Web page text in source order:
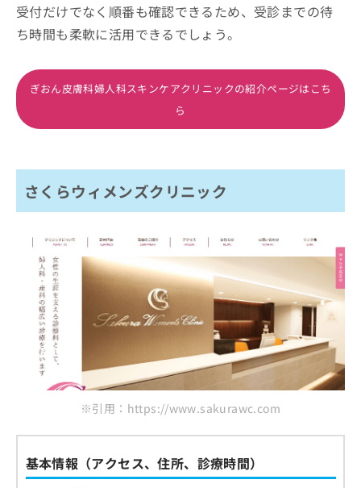
受付だけでなく順番も確認できるため、受診までの待
ち時間も柔軟に活用できるでしょう。
ぎおん皮膚科婦人科スキンケアクリニックの紹介ページはこち
ら
さくらウィメンズクリニック
※引用：https://www.sakurawc.com
基本情報（アクセス、住所、診療時間）